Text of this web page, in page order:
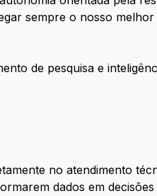
sempre o nosso
de pesquisa e
no atendimento
dados em decisões